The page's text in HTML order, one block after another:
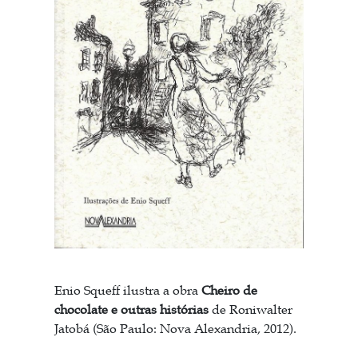
Enio Squeff ilustra a obra Cheiro de
chocolate e outras histórias de Roniwalter
Jatobá (São Paulo: Nova Alexandria, 2012).